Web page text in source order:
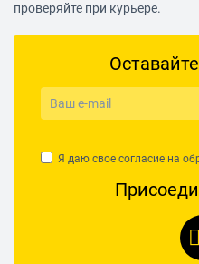
проверяйте при курьере.
Я даю свое согласие на